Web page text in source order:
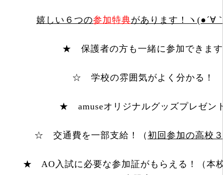
嬉しい６つの参加特典があります！ヽ(●´∀
★ 保護者の方も一緒に参加できま
☆ 学校の雰囲気がよく分かる！
★ amuseオリジナルグッズプレゼン
☆ 交通費を一部支給！（ 初回参加の高校
★ AO入試に必要な参加証がもらえる！（本